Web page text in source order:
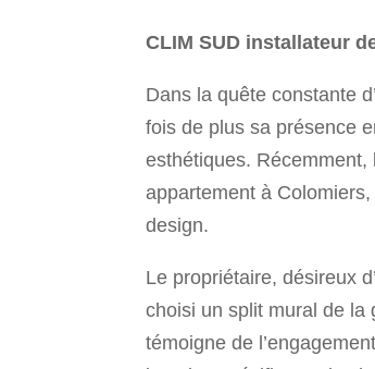
CLIM SUD installateur
Dans la quête constante
fois de plus sa présence
esthétiques. Récemment,
appartement à
design.
Le propriétaire, désireux
choisi un split mural de la
témoigne de